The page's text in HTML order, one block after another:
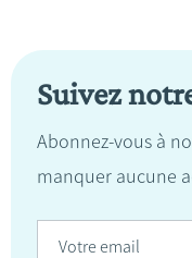
Suivez
Abonnez-vous à
manquer aucune